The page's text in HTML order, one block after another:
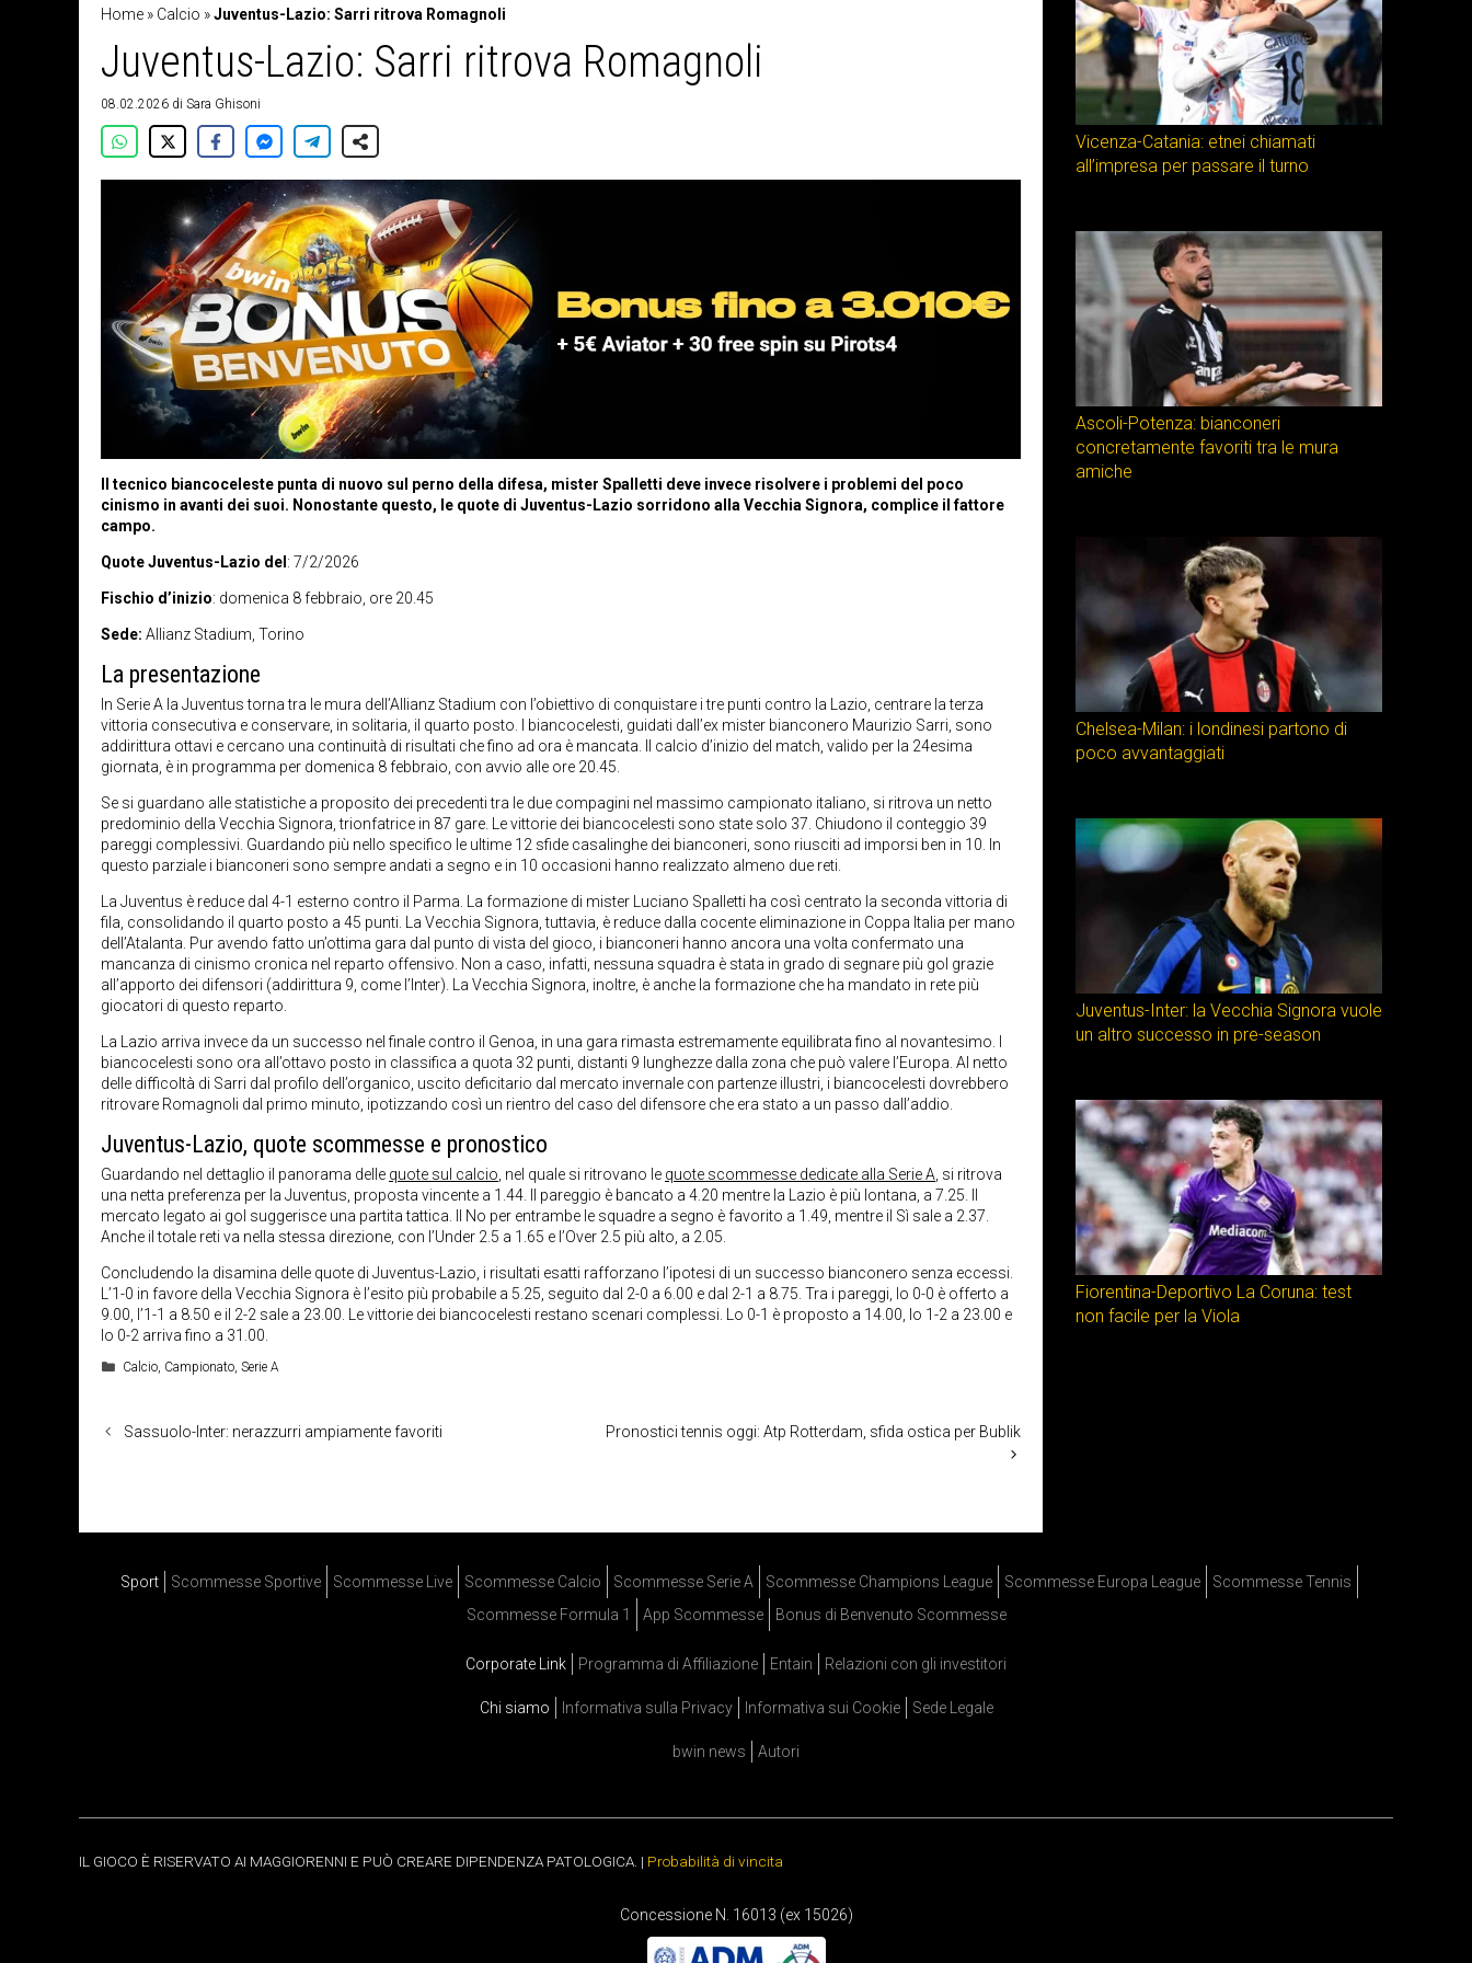
Home » Calcio »Juventus-Lazio: Sarri ritrova Romagnoli
Juventus-Lazio: Sarri ritrova Romagnoli
08.02.2026 di Sara Ghisoni
Il tecnico biancoceleste punta di nuovo sul perno della difesa, mister Spalletti deve invece risolvere i problemi del poco
cinismo in avanti dei suoi. Nonostante questo, le quote di Juventus-Lazio sorridono alla Vecchia Signora, complice il fattore
campo.
Quote Juventus-Lazio del: 7/2/2026
Fischio d’inizio: domenica 8 febbraio, ore 20.45
Sede: Allianz Stadium, Torino
La presentazione
In Serie A la Juventus torna tra le mura dell’Allianz Stadium con l’obiettivo di conquistare i tre punti contro la Lazio, centrare la terza
vittoria consecutiva e conservare, in solitaria, il quarto posto. I biancocelesti, guidati dall’ex mister bianconero Maurizio Sarri, sono
addirittura ottavi e cercano una continuità di risultati che fino ad ora è mancata. Il calcio d’inizio del match, valido per la 24esima
giornata, è in programma per domenica 8 febbraio, con avvio alle ore 20.45.
Se si guardano alle statistiche a proposito dei precedenti tra le due compagini nel massimo campionato italiano, si ritrova un netto
predominio della Vecchia Signora, trionfatrice in 87 gare. Le vittorie dei biancocelesti sono state solo 37. Chiudono il conteggio 39
pareggi complessivi. Guardando più nello specifico le ultime 12 sfide casalinghe dei bianconeri, sono riusciti ad imporsi ben in 10. In
questo parziale i bianconeri sono sempre andati a segno e in 10 occasioni hanno realizzato almeno due reti.
La Juventus è reduce dal 4-1 esterno contro il Parma. La formazione di mister Luciano Spalletti ha così centrato la seconda vittoria di
fila, consolidando il quarto posto a 45 punti. La Vecchia Signora, tuttavia, è reduce dalla cocente eliminazione in Coppa Italia per mano
dell’Atalanta. Pur avendo fatto un’ottima gara dal punto di vista del gioco, i bianconeri hanno ancora una volta confermato una
mancanza di cinismo cronica nel reparto offensivo. Non a caso, infatti, nessuna squadra è stata in grado di segnare più gol grazie
all’apporto dei difensori (addirittura 9, come l’Inter). La Vecchia Signora, inoltre, è anche la formazione che ha mandato in rete più
giocatori di questo reparto.
La Lazio arriva invece da un successo nel finale contro il Genoa, in una gara rimasta estremamente equilibrata fino al novantesimo. I
biancocelesti sono ora all’ottavo posto in classifica a quota 32 punti, distanti 9 lunghezze dalla zona che può valere l’Europa. Al netto
delle difficoltà di Sarri dal profilo dell’organico, uscito deficitario dal mercato invernale con partenze illustri, i biancocelesti dovrebbero
ritrovare Romagnoli dal primo minuto, ipotizzando così un rientro del caso del difensore che era stato a un passo dall’addio.
Juventus-Lazio, quote scommesse e pronostico
Guardando nel dettaglio il panorama delle quote sul calcio , nel quale si ritrovano le quote scommesse dedicate alla Serie A , si ritrova
una netta preferenza per la Juventus, proposta vincente a 1.44. Il pareggio è bancato a 4.20 mentre la Lazio è più lontana, a 7.25. Il
mercato legato ai gol suggerisce una partita tattica. Il No per entrambe le squadre a segno è favorito a 1.49, mentre il Sì sale a 2.37.
Anche il totale reti va nella stessa direzione, con l’Under 2.5 a 1.65 e l’Over 2.5 più alto, a 2.05.
Concludendo la disamina delle quote di Juventus-Lazio, i risultati esatti rafforzano l’ipotesi di un successo bianconero senza eccessi.
L’1-0 in favore della Vecchia Signora è l’esito più probabile a 5.25, seguito dal 2-0 a 6.00 e dal 2-1 a 8.75. Tra i pareggi, lo 0-0 è offerto a
9.00, l’1-1 a 8.50 e il 2-2 sale a 23.00. Le vittorie dei biancocelesti restano scenari complessi. Lo 0-1 è proposto a 14.00, lo 1-2 a 23.00 e
lo 0-2 arriva fino a 31.00.
Categorie
Calcio, Campionato,Serie A
Sassuolo-Inter: nerazzurri ampiamente favoriti Pronostici tennis oggi: Atp Rotterdam, sfida ostica per Bublik
Vicenza-Catania: etnei chiamati
all’impresa per passare il turno
Ascoli-Potenza: bianconeri
concretamente favoriti tra le mura
amiche
Chelsea-Milan: i londinesi partono di
poco avvantaggiati
Juventus-Inter: la Vecchia Signora vuole
un altro successo in pre-season
Fiorentina-Deportivo La Coruna: test
non facile per la Viola
Sport Scommesse Sportive Scommesse Live Scommesse Calcio Scommesse Serie A Scommesse Champions League Scommesse Europa League
Scommesse Tennis
Scommesse Formula 1
App Scommesse Bonus di Benvenuto Scommesse
Corporate Link Programma di Affiliazione Entain Relazioni con gli investitori
Chi siamo Informativa sulla Privacy Informativa sui Cookie Sede Legale
bwin news Autori
IL GIOCO È RISERVATO AI MAGGIORENNI E PUÒ CREARE DIPENDENZA PATOLOGICA. | Probabilità di vincita
Concessione N. 16013 (ex 15026)